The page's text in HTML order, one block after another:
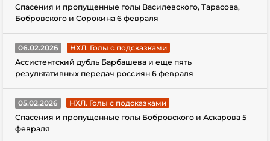
Спасения и пропущенные голы Василевского, Тарасова,
Бобровского и Сорокина 6 февраля
06.02.2026
НХЛ. Голы с подсказками
Ассистентский дубль Барбашева и еще пять
результативных передач россиян 6 февраля
05.02.2026
НХЛ. Голы с подсказками
Спасения и пропущенные голы Бобровского и Аскарова 5
февраля